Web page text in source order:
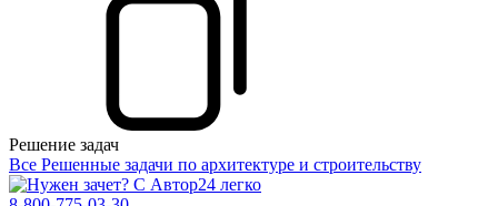
Решение задач
Все Решенные задачи по архитектуре и строительству